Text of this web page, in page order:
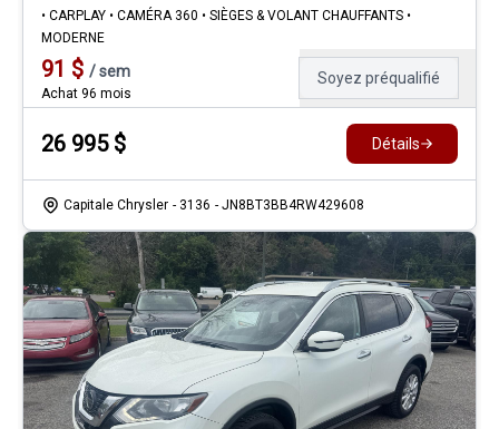
• CARPLAY • CAMÉRA 360 • SIÈGES & VOLANT CHAUFFANTS •
MODERNE
91 $ /sem
Achat 96 mois
Soyez préqualifié
26 995$ Détails
Capitale Chrysler - 3136 - JN8BT3BB4RW429608